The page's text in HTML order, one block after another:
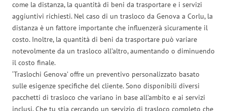
come la distanza, la quantità di beni da trasportare e i servizi
aggiuntivi richiesti. Nel caso di un trasloco da Genova a Corlu, la
distanza è un fattore importante che influenzerà sicuramente il
costo. Inoltre, la quantità di beni da trasportare può variare
notevolmente da un trasloco all’altro, aumentando o diminuendo
il costo finale.
‘Traslochi Genova’ offre un preventivo personalizzato basato
sulle esigenze specifiche del cliente. Sono disponibili diversi
pacchetti di trasloco che variano in base all’ambito e ai servizi
inclusi. Che tu stia cercando un servizio di trasloco completo che